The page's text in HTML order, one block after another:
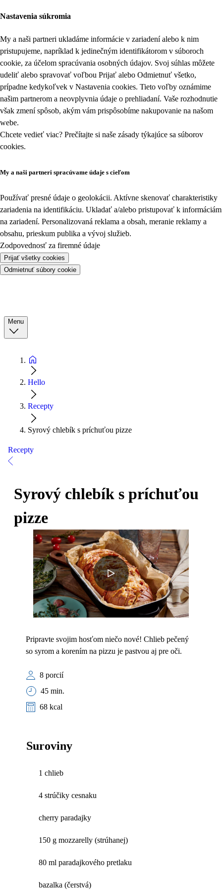
Nastavenia súkromia
My a naši partneri ukladáme informácie v zariadení alebo k nim
pristupujeme, napríklad k jedinečným identifikátorom v súboroch
cookie, za účelom spracúvania osobných údajov. Svoj súhlas môžete
udeliť alebo spravovať voľbou Prijať alebo Odmietnuť všetko,
prípadne kedykoľvek v Nastavenia cookies. Tieto voľby oznámime
našim partnerom a neovplyvnia údaje o prehliadaní. Vaše rozhodnutie
však zmení spôsob, akým vám prispôsobíme nakupovanie na našom
webe.
Chcete vedieť viac? Prečítajte si naše zásady týkajúce sa súborov
cookies.
My a naši partneri spracúvame údaje s cieľom
Používať presné údaje o geolokácii. Aktívne skenovať charakteristiky
zariadenia na identifikáciu. Ukladať a/alebo pristupovať k informáciám
na zariadení. Personalizovaná reklama a obsah, meranie reklamy a
obsahu, prieskum publika a vývoj služieb.
Zodpovednosť za firemné údaje
Prijať všetky cookies
Odmietnuť súbory cookie
Menu
Hello
Recepty
Syrový chlebík s príchuťou pizze
Recepty
Syrový chlebík s príchuťou
pizze
Pripravte svojim hosťom niečo nové! Chlieb pečený
so syrom a korením na pizzu je pastvou aj pre oči.
8 porcií
45 min.
68 kcal
Suroviny
1 chlieb
4 strúčiky cesnaku
cherry paradajky
150 g mozzarelly (strúhanej)
80 ml paradajkového pretlaku
bazalka (čerstvá)